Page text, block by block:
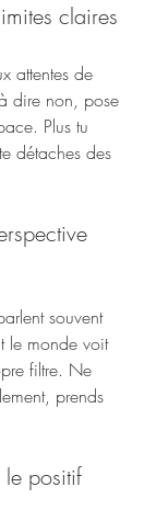
claires
attentes de
dire non, pose
Plus tu
détaches des
souvent
le monde voit
filtre. Ne
prends
positif